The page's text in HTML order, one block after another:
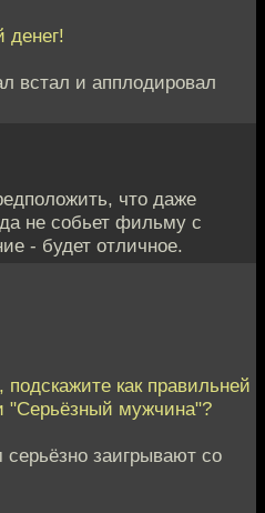
денег!
встал и апплодировал
что даже
не собьет фильму с
- будет отличное.
как правильней
"Серьёзный мужчина"?
заигрывают со